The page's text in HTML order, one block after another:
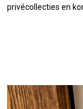
privécollecties en